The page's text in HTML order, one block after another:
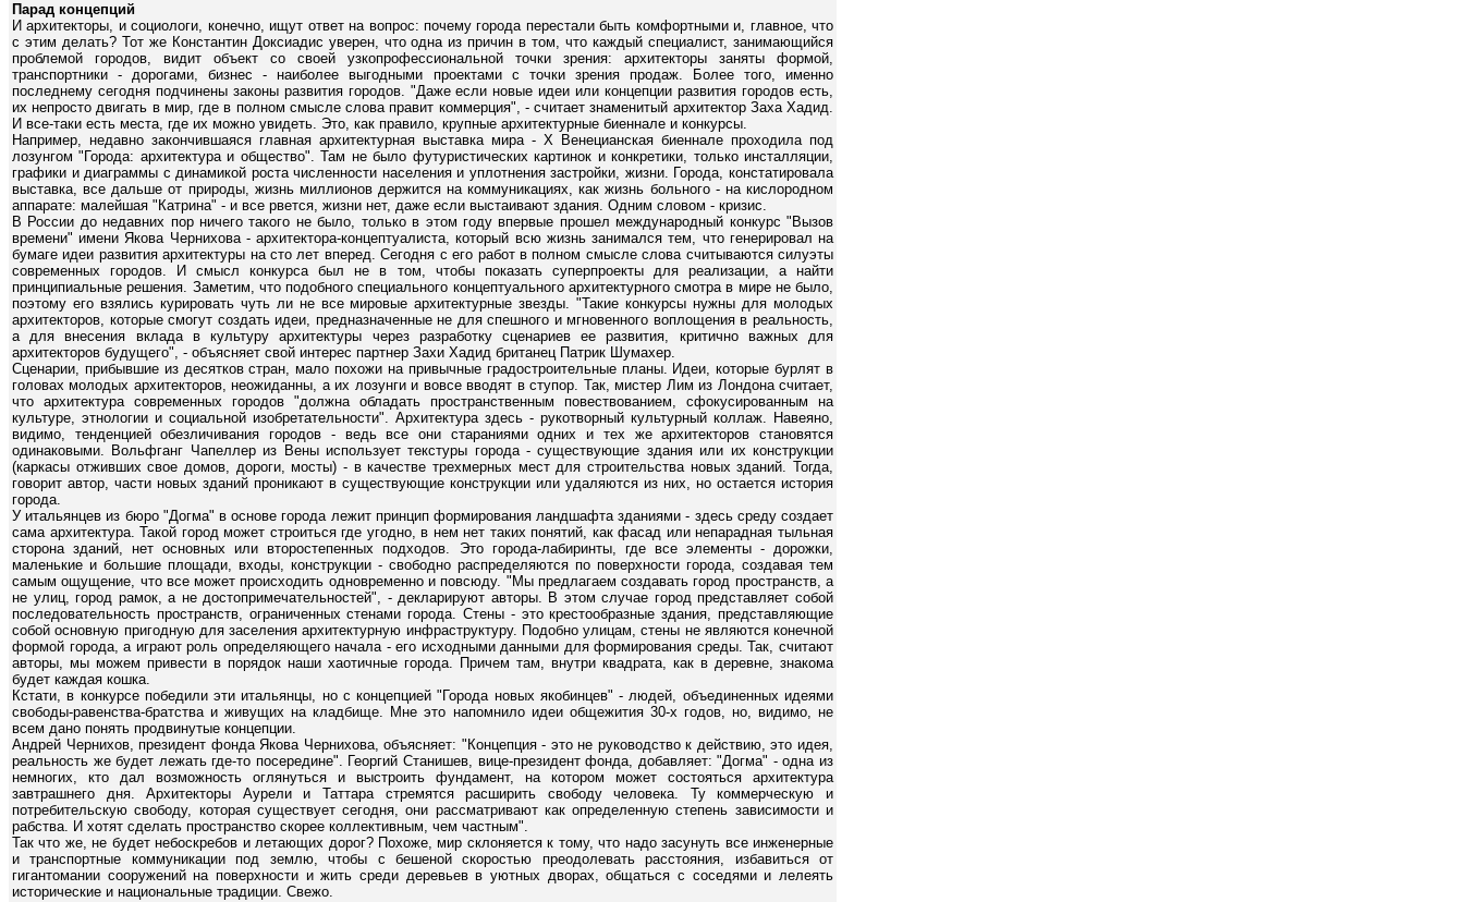
Парад концепций
И архитекторы, и социологи, конечно, ищут ответ на вопрос: почему города перестали быть комфортными и, главное, что
с этим делать? Тот же Константин Доксиадис уверен, что одна из причин в том, что каждый специалист, занимающийся
проблемой городов, видит объект со своей узкопрофессиональной точки зрения: архитекторы заняты формой,
транспортники - дорогами, бизнес - наиболее выгодными проектами с точки зрения продаж. Более того, именно
последнему сегодня подчинены законы развития городов. "Даже если новые идеи или концепции развития городов есть,
их непросто двигать в мир, где в полном смысле слова правит коммерция", - считает знаменитый архитектор Заха Хадид.
И все-таки есть места, где их можно увидеть. Это, как правило, крупные архитектурные биеннале и конкурсы.
Например, недавно закончившаяся главная архитектурная выставка мира - X Венецианская биеннале проходила под
лозунгом "Города: архитектура и общество". Там не было футуристических картинок и конкретики, только инсталляции,
графики и диаграммы с динамикой роста численности населения и уплотнения застройки, жизни. Города, констатировала
выставка, все дальше от природы, жизнь миллионов держится на коммуникациях, как жизнь больного - на кислородном
аппарате: малейшая "Катрина" - и все рвется, жизни нет, даже если выстаивают здания. Одним словом - кризис.
В России до недавних пор ничего такого не было, только в этом году впервые прошел международный конкурс "Вызов
времени" имени Якова Чернихова - архитектора-концептуалиста, который всю жизнь занимался тем, что генерировал на
бумаге идеи развития архитектуры на сто лет вперед. Сегодня с его работ в полном смысле слова считываются силуэты
современных городов. И смысл конкурса был не в том, чтобы показать суперпроекты для реализации, а найти
принципиальные решения. Заметим, что подобного специального концептуального архитектурного смотра в мире не было,
поэтому его взялись курировать чуть ли не все мировые архитектурные звезды. "Такие конкурсы нужны для молодых
архитекторов, которые смогут создать идеи, предназначенные не для спешного и мгновенного воплощения в реальность,
а для внесения вклада в культуру архитектуры через разработку сценариев ее развития, критично важных для
архитекторов будущего", - объясняет свой интерес партнер Захи Хадид британец Патрик Шумахер.
Сценарии, прибывшие из десятков стран, мало похожи на привычные градостроительные планы. Идеи, которые бурлят в
головах молодых архитекторов, неожиданны, а их лозунги и вовсе вводят в ступор. Так, мистер Лим из Лондона считает,
что архитектура современных городов "должна обладать пространственным повествованием, сфокусированным на
культуре, этнологии и социальной изобретательности". Архитектура здесь - рукотворный культурный коллаж. Навеяно,
видимо, тенденцией обезличивания городов - ведь все они стараниями одних и тех же архитекторов становятся
одинаковыми. Вольфганг Чапеллер из Вены использует текстуры города - существующие здания или их конструкции
(каркасы отживших свое домов, дороги, мосты) - в качестве трехмерных мест для строительства новых зданий. Тогда,
говорит автор, части новых зданий проникают в существующие конструкции или удаляются из них, но остается история
города.
У итальянцев из бюро "Догма" в основе города лежит принцип формирования ландшафта зданиями - здесь среду создает
сама архитектура. Такой город может строиться где угодно, в нем нет таких понятий, как фасад или непарадная тыльная
сторона зданий, нет основных или второстепенных подходов. Это города-лабиринты, где все элементы - дорожки,
маленькие и большие площади, входы, конструкции - свободно распределяются по поверхности города, создавая тем
самым ощущение, что все может происходить одновременно и повсюду. "Мы предлагаем создавать город пространств, а
не улиц, город рамок, а не достопримечательностей", - декларируют авторы. В этом случае город представляет собой
последовательность пространств, ограниченных стенами города. Стены - это крестообразные здания, представляющие
собой основную пригодную для заселения архитектурную инфраструктуру. Подобно улицам, стены не являются конечной
формой города, а играют роль определяющего начала - его исходными данными для формирования среды. Так, считают
авторы, мы можем привести в порядок наши хаотичные города. Причем там, внутри квадрата, как в деревне, знакома
будет каждая кошка.
Кстати, в конкурсе победили эти итальянцы, но с концепцией "Города новых якобинцев" - людей, объединенных идеями
свободы-равенства-братства и живущих на кладбище. Мне это напомнило идеи общежития 30-х годов, но, видимо, не
всем дано понять продвинутые концепции.
Андрей Чернихов, президент фонда Якова Чернихова, объясняет: "Концепция - это не руководство к действию, это идея,
реальность же будет лежать где-то посередине". Георгий Станишев, вице-президент фонда, добавляет: "Догма" - одна из
немногих, кто дал возможность оглянуться и выстроить фундамент, на котором может состояться архитектура
завтрашнего дня. Архитекторы Аурели и Таттара стремятся расширить свободу человека. Ту коммерческую и
потребительскую свободу, которая существует сегодня, они рассматривают как определенную степень зависимости и
рабства. И хотят сделать пространство скорее коллективным, чем частным".
Так что же, не будет небоскребов и летающих дорог? Похоже, мир склоняется к тому, что надо засунуть все инженерные
и транспортные коммуникации под землю, чтобы с бешеной скоростью преодолевать расстояния, избавиться от
гигантомании сооружений на поверхности и жить среди деревьев в уютных дворах, общаться с соседями и лелеять
исторические и национальные традиции. Свежо.